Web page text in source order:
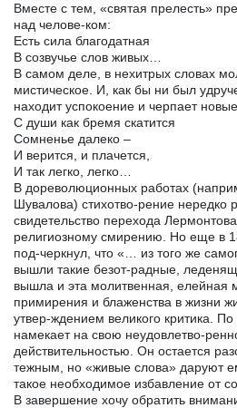
Вместе с тем, «святая прелесть»
над челове-ком:
Есть сила благодатная
В созвучье слов живых…
В самом деле, в нехитрых словах
мистическое. И, как бы ни был
находит успокоение и черпает
С души как бремя скатится
Сомненье далеко –
И верится, и плачется,
И так легко, легко…
В дореволюционных работах
Шувалова) стихотво-рение нередко
свидетельство перехода
религиозному смирению. Но еще в
под-черкнул, что «… из того же
вышли такие безот-радные,
вышла и эта молитвенная, елейная
примирения и блаженства в жизни
утвер-ждением великого критика. По
намекает на свою неудовлетво-
действительностью. Он остается
тежным, но «живые слова» даруют
такое необходимое избавление от
В завершение хочу обратить